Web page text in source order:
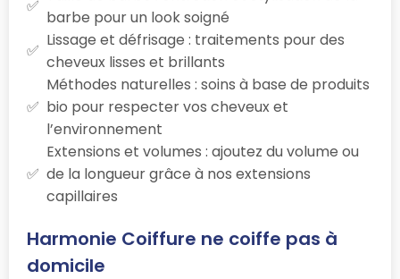
barbe pour un look soigné
Lissage et défrisage : traitements pour des
cheveux lisses et brillants
Méthodes naturelles : soins à base de produits
bio pour respecter vos cheveux et
l’environnement
Extensions et volumes : ajoutez du volume ou
de la longueur grâce à nos extensions
capillaires
Harmonie Coiffure ne coiffe pas à
domicile